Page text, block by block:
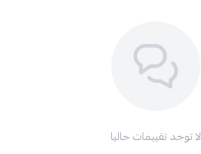
لا توجد تقييمات حاليا